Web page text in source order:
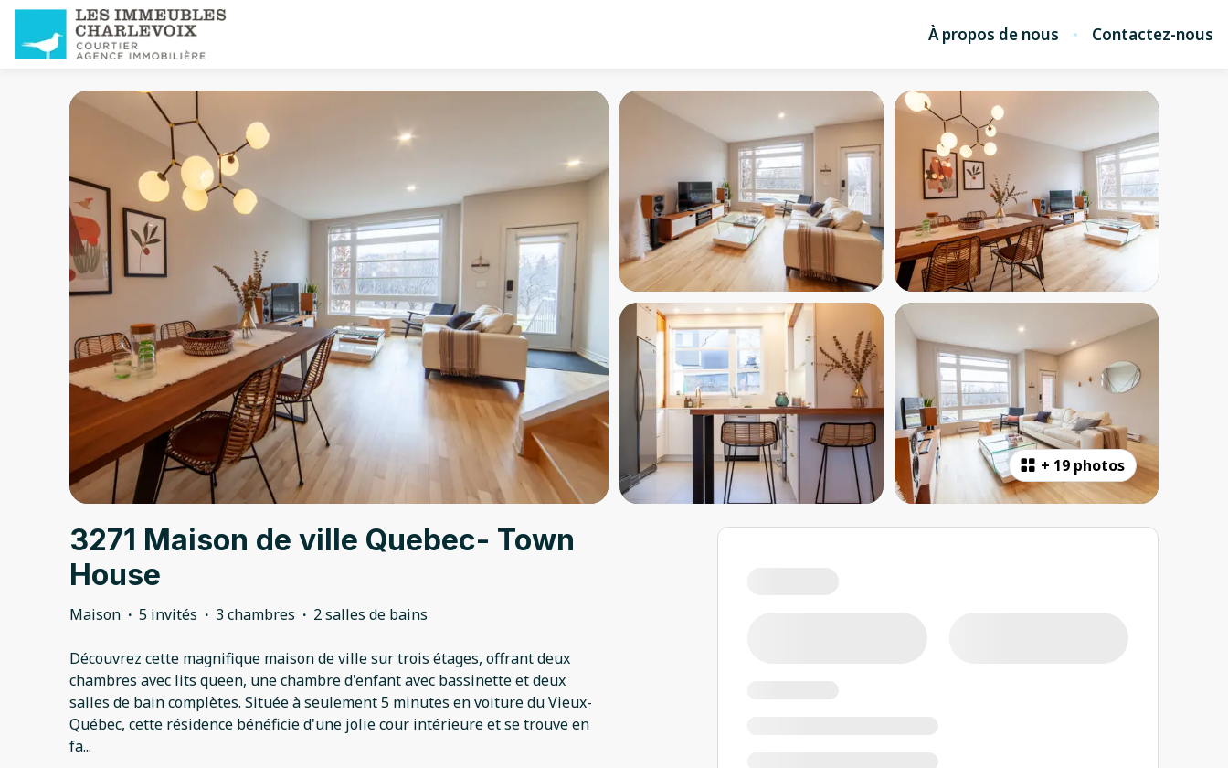
À propos de nous Contactez-nous
+ 19 photos
3271 Maison de ville Quebec- Town
House
Maison · 5 invités · 3 chambres · 2 salles de bains
Découvrez cette magnifique maison de ville sur trois étages, offrant deux
chambres avec lits queen, une chambre d'enfant avec bassinette et deux
salles de bain complètes. Située à seulement 5 minutes en voiture du Vieux-
Québec, cette résidence bénéficie d'une jolie cour intérieure et se trouve en
fa...